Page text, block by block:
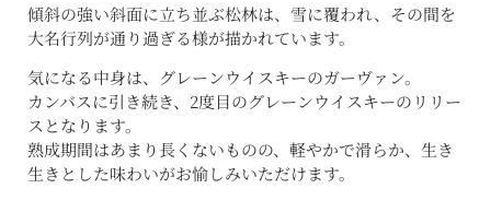
傾斜の強い斜面に立ち並ぶ松林は、雪に覆われ、その間を
大名行列が通り過ぎる様が描かれています。
気になる中身は、グレーンウイスキーのガーヴァン。
カンバスに引き続き、2度目のグレーンウイスキーのリリー
スとなります。
熟成期間はあまり長くないものの、軽やかで滑らか、生き
生きとした味わいがお愉しみいただけます。